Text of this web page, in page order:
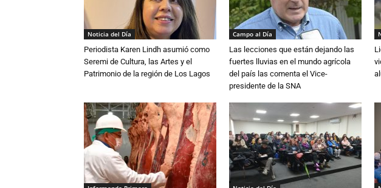
Noticia del Día
Periodista Karen Lindh asumió como
Seremi de Cultura, las Artes y el
Patrimonio de la región de Los Lagos
Campo al Día
Las lecciones que están dejando las
fuertes lluvias en el mundo agrícola
del país las comenta el Vice-
presidente de la SNA